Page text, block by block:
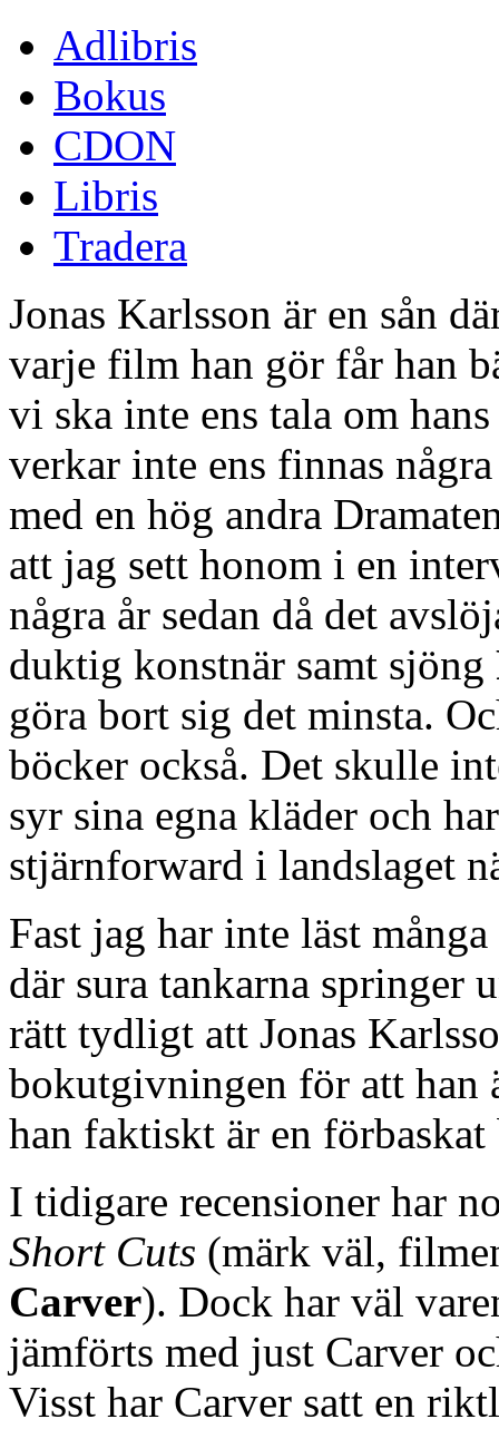
Adlibris
Bokus
CDON
Libris
Tradera
Jonas Karlsson är en sån
varje film han gör får han
vi ska inte ens tala om
verkar inte ens finnas
med en hög andra
att jag sett honom i en
några år sedan då det
duktig konstnär samt sjöng
göra bort sig det minsta.
böcker också. Det skulle
syr sina egna kläder och
stjärnforward i landslaget
Fast jag har inte läst
där sura tankarna springer
rätt tydligt att Jonas
bokutgivningen för att han
han faktiskt är en
I tidigare recensioner har
Short Cuts (märk väl,
Carver). Dock har väl
jämförts med just Carver
Visst har Carver satt en